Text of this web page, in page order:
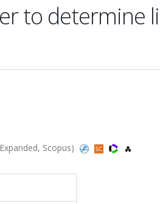
to determine
Scopus)